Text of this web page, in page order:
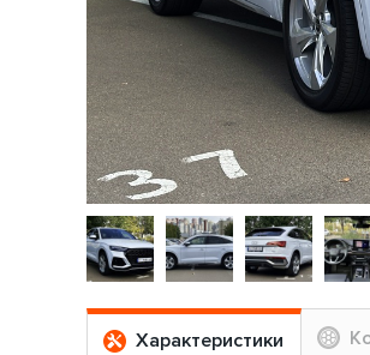
Характеристики